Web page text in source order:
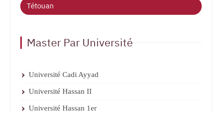
Tétouan
Master Par Université
Université Cadi Ayyad
Université Hassan II
Université Hassan 1er